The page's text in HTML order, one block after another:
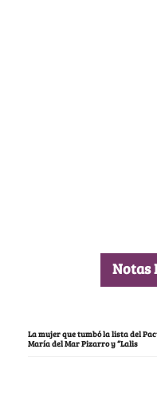
Notas
La mujer que tumbó la lista del
María del Mar Pizarro y “Lalis